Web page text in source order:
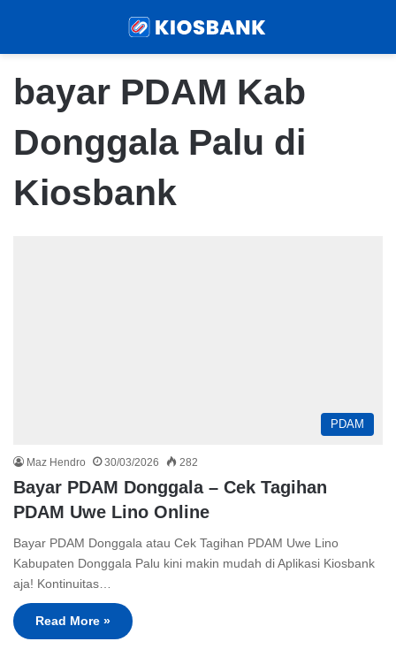
bayar PDAM Kab
Donggala Palu di
Kiosbank
PDAM
Maz Hendro 30/03/2026 282
Bayar PDAM Donggala – Cek Tagihan
PDAM Uwe Lino Online
Bayar PDAM Donggala atau Cek Tagihan PDAM Uwe Lino
Kabupaten Donggala Palu kini makin mudah di Aplikasi Kiosbank
aja! Kontinuitas…
Read More »